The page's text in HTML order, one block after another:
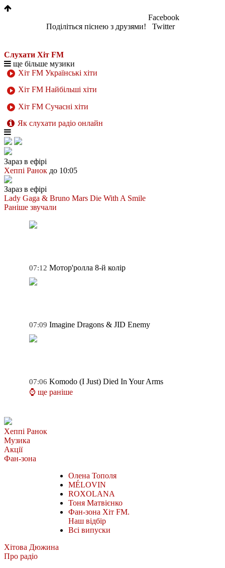
Поділіться піснею з друзями!
Facebook
Twitter
Слухати Хіт FM
ще більше музики
Хіт FM Українські хіти
Хіт FM Найбільші хіти
Хіт FM Сучасні хіти
Як слухати радіо онлайн
Зараз в ефірі
Хеппі Ранок до 10:05
Зараз в ефірі
Lady Gaga & Bruno Mars Die With A Smile
Раніше звучали
07:12 Мотор'ролла 8-й колір
07:09 Imagine Dragons & JID Enemy
07:06 Komodo (I Just) Died In Your Arms
⌚ ще раніше
Хеппі Ранок
Музика
Акції
Фан-зона
Олена Тополя
MÉLOVIN
ROXOLANA
Тоня Матвієнко
Фан-зона Хіт FM.
Наш відбір
Всі випуски
Хітова Дюжина
Про радіо